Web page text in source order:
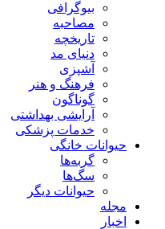
بیوگرافی
مصاحبه
تاریخچه
دنیای مد
آشپزی
فرهنگ و هنر
گوناگون
آرایشی بهداشتی
خدمات پزشکی
حیوانات خانگی
گربه‌ها
سگ‌ها
حیوانات دیگر
مجله
اخبار